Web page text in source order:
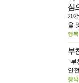
심
을
행
부
부
안
행